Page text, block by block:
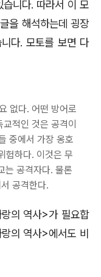
니다. 따라서 이 모
을 해석하는데 굉장
다. 모토를 보면 다
없다. 어떤 방어로
적인 것은 공격이
중에서 가장 옹호
험하다. 이것은 무
는 공격자다. 물론
공격한다.
의 역사>가 필요합
의 역사>에서도 비